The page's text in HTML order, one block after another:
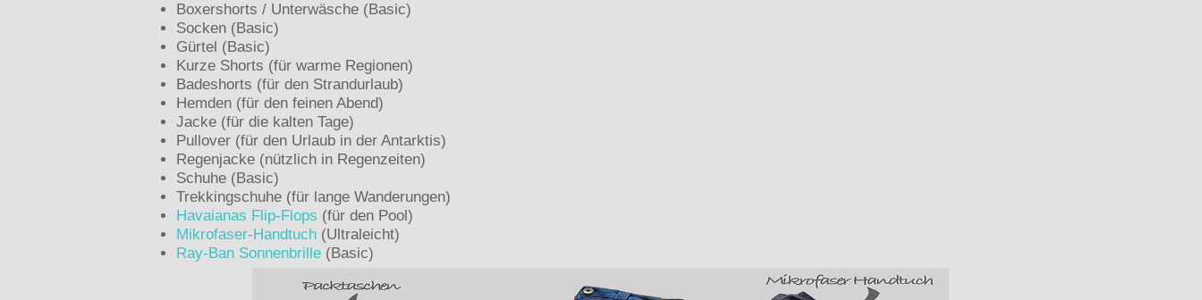
Boxershorts / Unterwäsche (Basic)
Socken (Basic)
Gürtel (Basic)
Kurze Shorts (für warme Regionen)
Badeshorts (für den Strandurlaub)
Hemden (für den feinen Abend)
Jacke (für die kalten Tage)
Pullover (für den Urlaub in der Antarktis)
Regenjacke (nützlich in Regenzeiten)
Schuhe (Basic)
Trekkingschuhe (für lange Wanderungen)
Havaianas Flip-Flops (für den Pool)
Mikrofaser-Handtuch (Ultraleicht)
Ray-Ban Sonnenbrille (Basic)